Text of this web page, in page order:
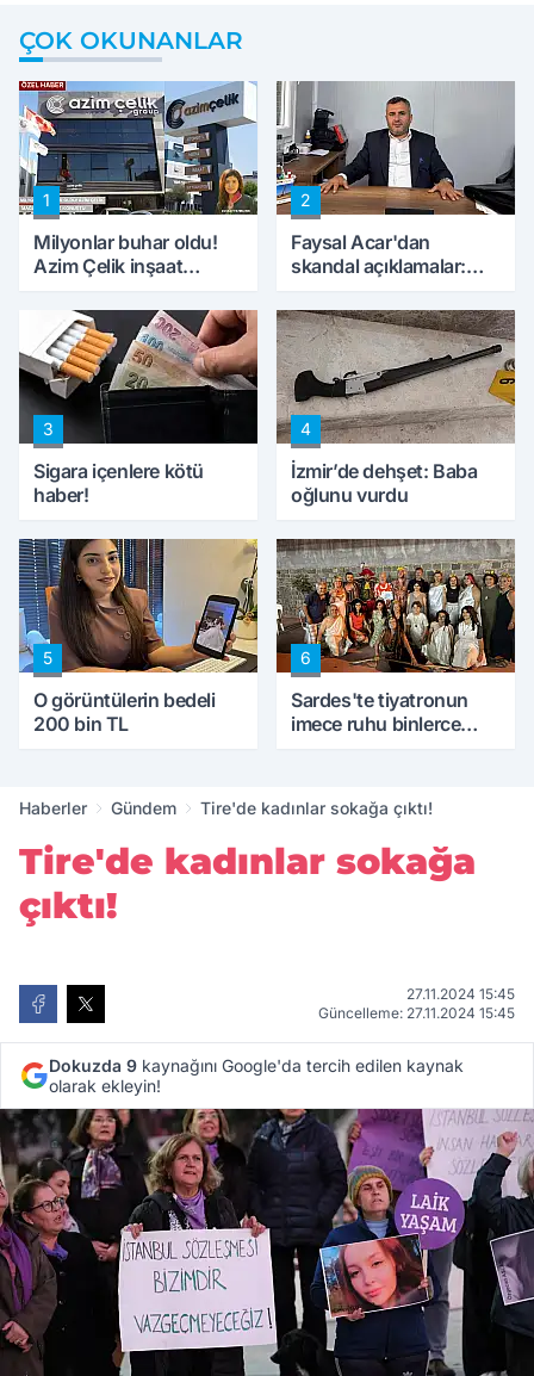
ÇOK OKUNANLAR
1
Milyonlar buhar oldu!
Azim Çelik inşaat
konuştu
2
Faysal Acar'dan
skandal açıklamalar:
peynircilerimizi de
kıskaca aldı, müdahale
ettik'
3
Sigara içenlere kötü
haber!
4
İzmir’de dehşet: Baba
oğlunu vurdu
5
O görüntülerin bedeli
200 bin TL
6
Sardes'te tiyatronun
imece ruhu binlerce
Haberler Gündem Tire'de kadınlar sokağa çıktı!
Tire'de kadınlar sokağa
çıktı!
27.11.2024 15:45
Güncelleme: 27.11.2024 15:45
Dokuzda 9 kaynağını Google'da tercih edilen kaynak
olarak ekleyin!